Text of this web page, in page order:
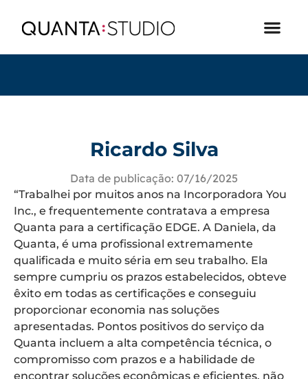
Ricardo Silva
Data de publicação: 07/16/2025
“Trabalhei por muitos anos na Incorporadora You
Inc., e frequentemente contratava a empresa
Quanta para a certificação EDGE. A Daniela, da
Quanta, é uma profissional extremamente
qualificada e muito séria em seu trabalho. Ela
sempre cumpriu os prazos estabelecidos, obteve
êxito em todas as certificações e conseguiu
proporcionar economia nas soluções
apresentadas. Pontos positivos do serviço da
Quanta incluem a alta competência técnica, o
compromisso com prazos e a habilidade de
encontrar soluções econômicas e eficientes, não